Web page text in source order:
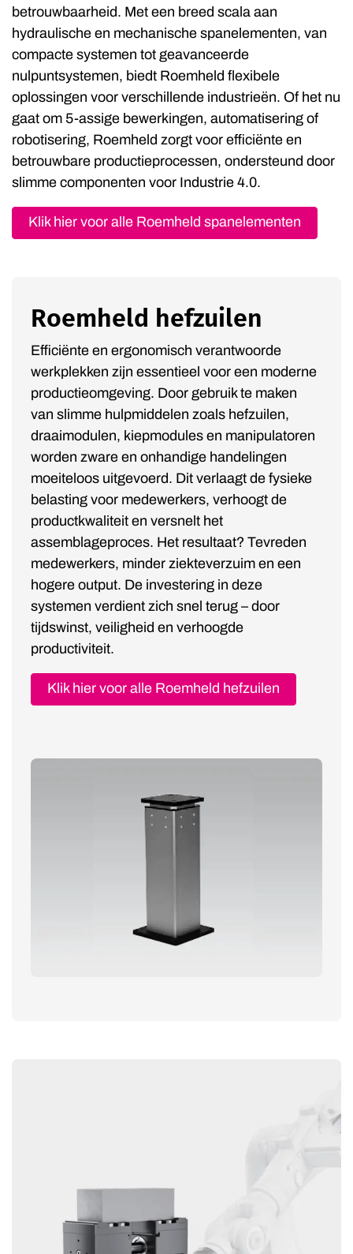
betrouwbaarheid. Met een breed scala aan
hydraulische en mechanische spanelementen, van
compacte systemen tot geavanceerde
nulpuntsystemen, biedt Roemheld flexibele
oplossingen voor verschillende industrieën. Of het nu
gaat om 5-assige bewerkingen, automatisering of
robotisering, Roemheld zorgt voor efficiënte en
betrouwbare productieprocessen, ondersteund door
slimme componenten voor Industrie 4.0.
Klik hier voor alle Roemheld spanelementen
Roemheld hefzuilen
Efficiënte en ergonomisch verantwoorde
werkplekken zijn essentieel voor een moderne
productieomgeving. Door gebruik te maken
van slimme hulpmiddelen zoals hefzuilen,
draaimodulen, kiepmodules en manipulatoren
worden zware en onhandige handelingen
moeiteloos uitgevoerd. Dit verlaagt de fysieke
belasting voor medewerkers, verhoogt de
productkwaliteit en versnelt het
assemblageproces. Het resultaat? Tevreden
medewerkers, minder ziekteverzuim en een
hogere output. De investering in deze
systemen verdient zich snel terug – door
tijdswinst, veiligheid en verhoogde
productiviteit.
Klik hier voor alle Roemheld hefzuilen